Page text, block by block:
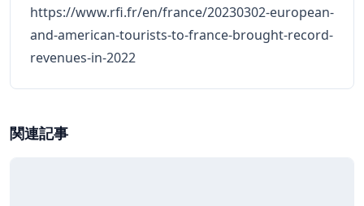
https://www.rfi.fr/en/france/20230302-european-
and-american-tourists-to-france-brought-record-
revenues-in-2022
関連記事